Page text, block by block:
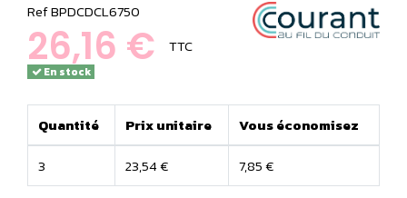
RefBPDCDCL6750
26,16 € TTC
En stock
Quantité Prix unitaire
Vous économisez
3
23,54 € 7,85 €